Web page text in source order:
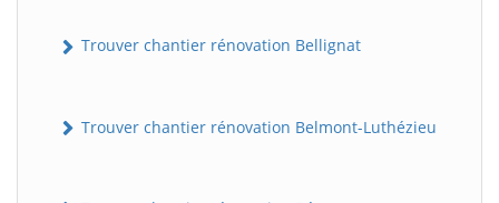
Trouver chantier rénovation Bellignat
Trouver chantier rénovation Belmont-Luthézieu